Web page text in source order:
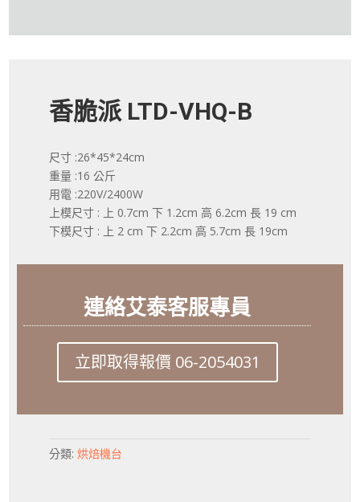
香脆派 LTD-VHQ-B
尺寸 :26*45*24cm
重量 :16 公斤
用電 :220V/2400W
上模尺寸 : 上 0.7cm 下 1.2cm 高 6.2cm 長 19 cm
下模尺寸 : 上 2 cm 下 2.2cm 高 5.7cm 長 19cm
連絡艾泰客服專員
立即取得報價 06-2054031
分類:烘焙機台